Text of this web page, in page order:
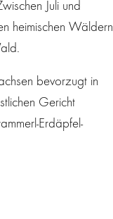
Juli und
heimischen Wäldern
bevorzugt in
Gericht
Erdäpfel-